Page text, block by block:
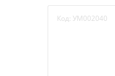
Код: УМ002040